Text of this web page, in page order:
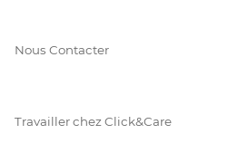
Nous Contacter
Travailler chez Click&Care